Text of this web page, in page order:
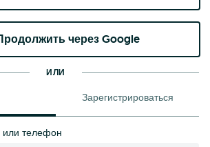
через Google
ИЛИ
Зарегистрироваться
или телефон